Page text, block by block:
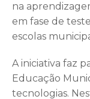
na
em fase de
escolas
A iniciativa faz
Educação
tecnologias.